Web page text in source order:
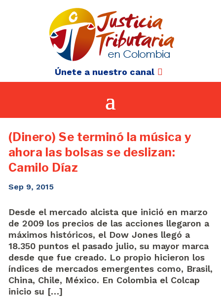
Únete a nuestro canal
(Dinero) Se terminó la música y
ahora las bolsas se deslizan:
Camilo Díaz
Sep 9, 2015
Desde el mercado alcista que inició en marzo
de 2009 los precios de las acciones llegaron a
máximos históricos, el Dow Jones llegó a
18.350 puntos el pasado julio, su mayor marca
desde que fue creado. Lo propio hicieron los
índices de mercados emergentes como, Brasil,
China, Chile, México. En Colombia el Colcap
inicio su […]